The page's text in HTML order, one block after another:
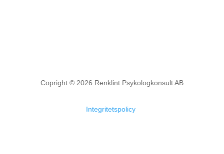
Copright © 2026 Renklint Psykologkonsult AB
Integritetspolicy